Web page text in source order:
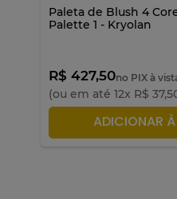
Paleta de Blush 4
Palette 1 - Kryolan
R$ 427,50no PIX à
(ou em até 12x R$ 37,
ADICIONAR